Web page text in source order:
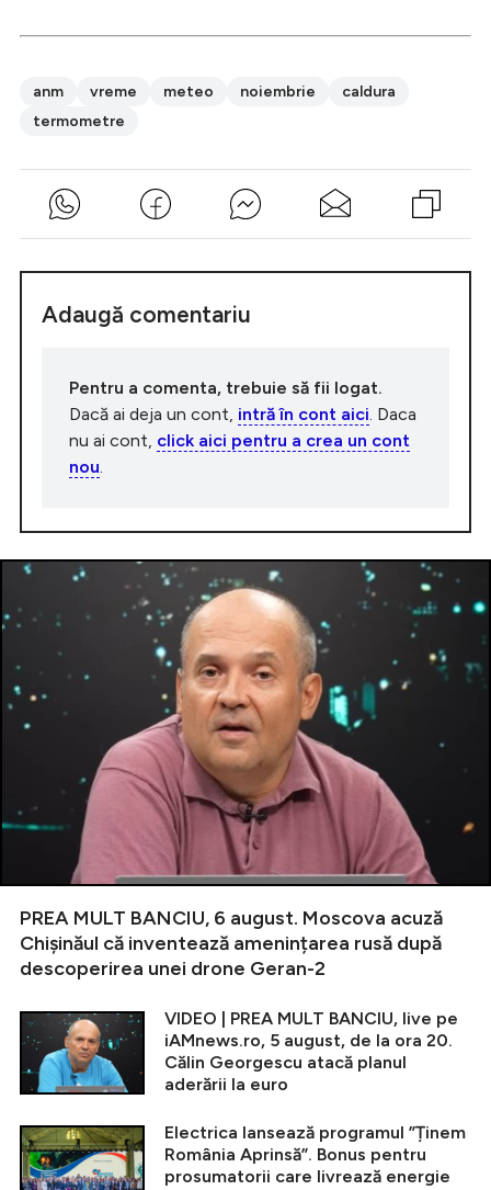
anm vreme meteo noiembrie
caldura
termometre
Adaugă comentariu
Pentru a comenta, trebuie să fii logat.
Dacă ai deja un cont, intră în cont aici . Daca
nu ai cont, click aici pentru a crea un cont
nou
PREA MULT BANCIU, 6 august. Moscova acuză
Chișinăul că inventează amenințarea rusă după
descoperirea unei drone Geran-2
VIDEO | PREA MULT BANCIU, live pe
iAMnews.ro, 5 august, de la ora 20.
Călin Georgescu atacă planul
aderării la euro
Electrica lansează programul ”Ținem
România Aprinsă”. Bonus pentru
prosumatorii care livrează energie